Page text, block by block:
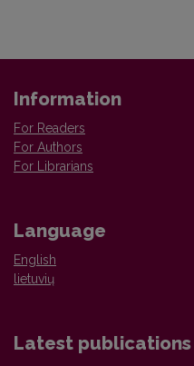
Information
For Readers
For Authors
For Librarians
Language
English
lietuvių
Latest publications